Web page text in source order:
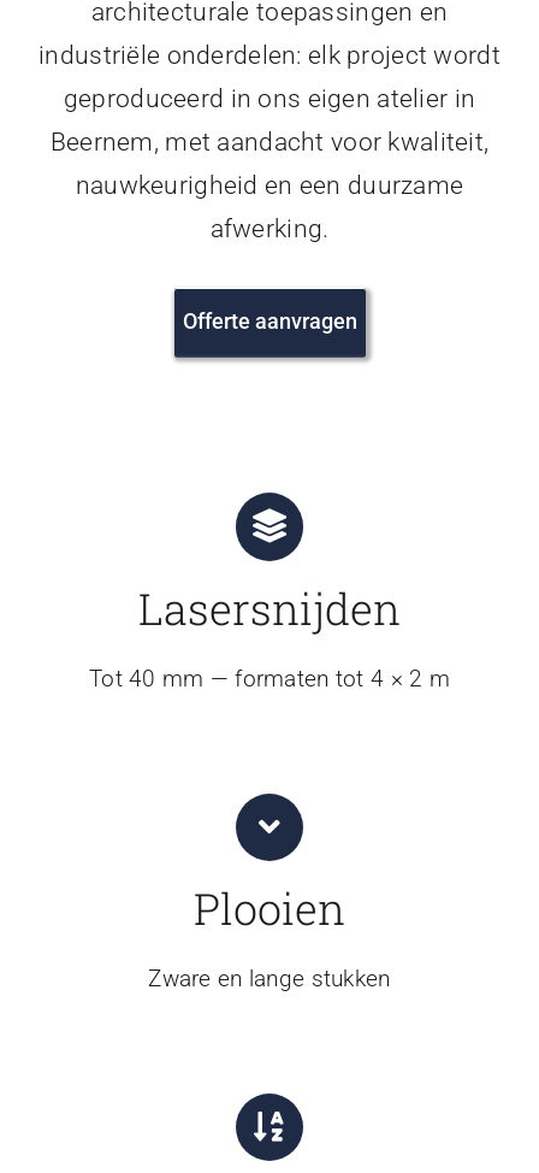
architecturale toepassingen en
industriële onderdelen: elk project wordt
geproduceerd in ons eigen atelier in
Beernem, met aandacht voor kwaliteit,
nauwkeurigheid en een duurzame
afwerking.
Offerte aanvragen
Lasersnijden
Tot 40 mm — formaten tot 4 × 2 m
Plooien
Zware en lange stukken